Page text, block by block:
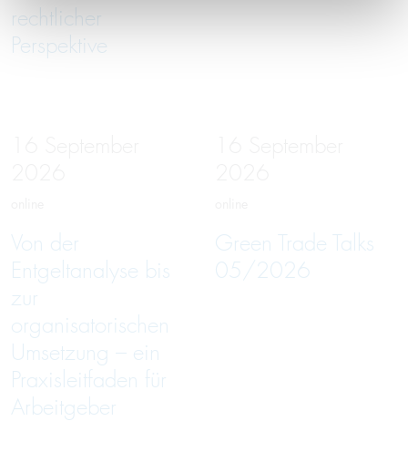
rechtlicher
Perspektive
Von der
Entgeltanalyse bis
zur
organisatorischen
Umsetzung – ein
Praxisleitfaden für
Arbeitgeber
Green Trade Talks
05/2026